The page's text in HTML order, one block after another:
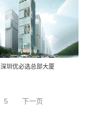
深圳优必选总部大厦
5 下一页